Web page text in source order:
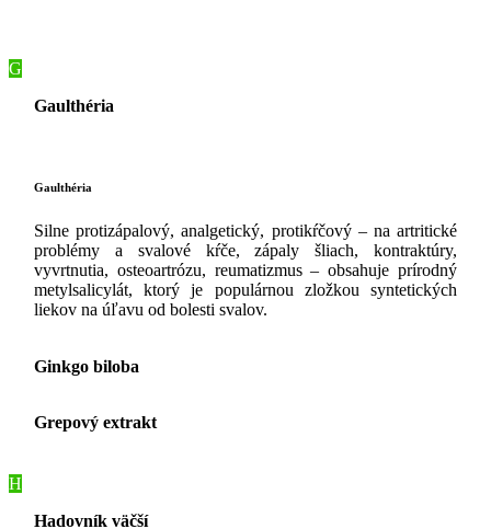
G
Gaulthéria
Gaulthéria
Silne protizápalový, analgetický, protikŕčový – na artritické
problémy a svalové kŕče, zápaly šliach, kontraktúry,
vyvrtnutia, osteoartrózu, reumatizmus – obsahuje prírodný
metylsalicylát, ktorý je populárnou zložkou syntetických
liekov na úľavu od bolesti svalov.
Ginkgo biloba
Grepový extrakt
H
Hadovník väčší